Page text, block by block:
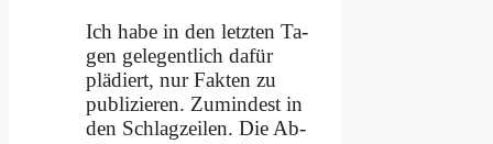
Ich ha­be in den letz­ten Ta­
gen ge­le­gent­lich da­für
plä­diert, nur Fak­ten zu
pu­bli­zie­ren. Zu­min­dest in
den Schlag­zei­len. Die Ab­